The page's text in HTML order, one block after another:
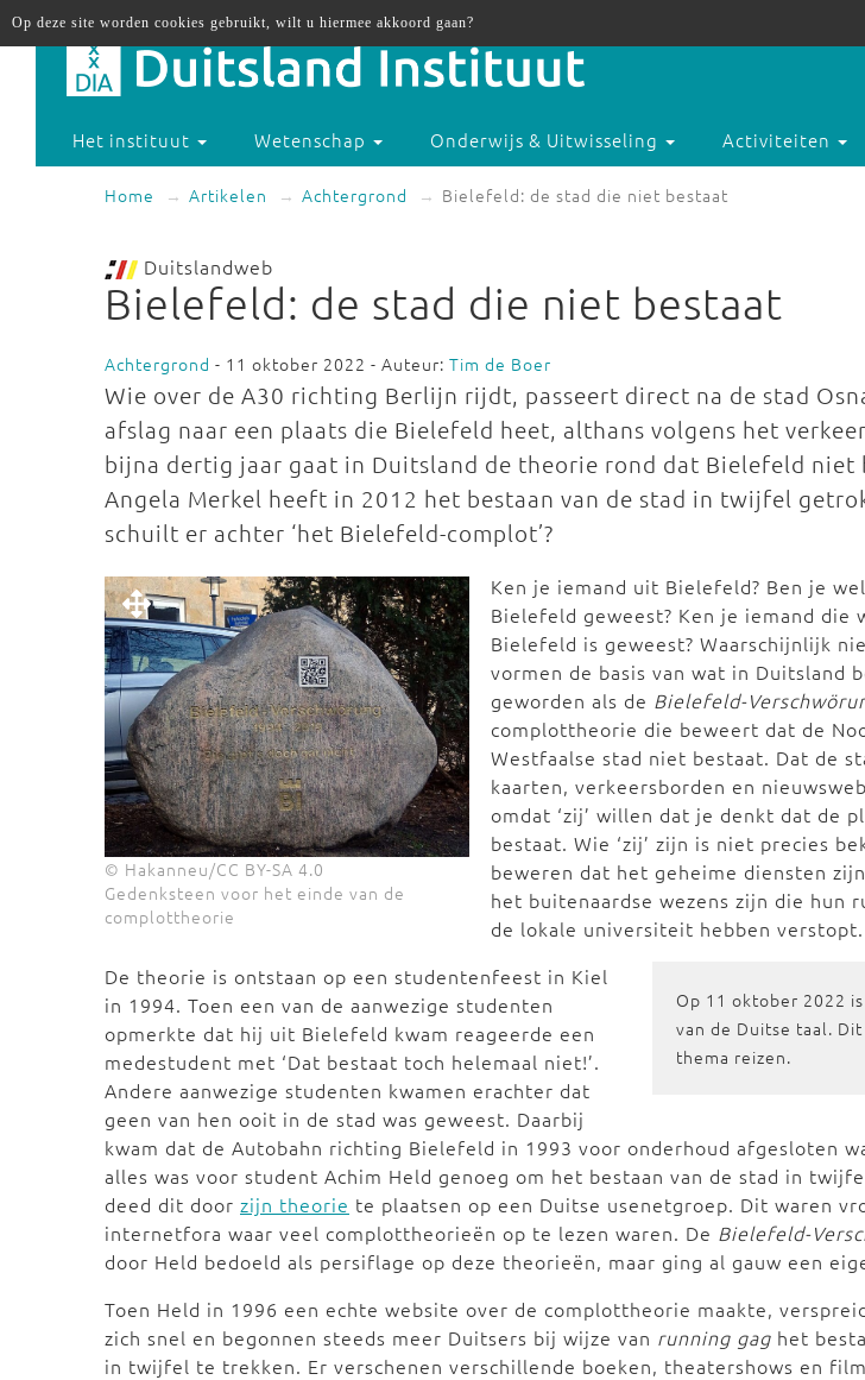
Het instituut Wetenschap Onderwijs & Uitwisseling Activiteiten
Home Artikelen Achtergrond Bielefeld: de stad die niet bestaat
Duitslandweb
Bielefeld: de stad die niet bestaat
Achtergrond - 11 oktober 2022 - Auteur: Tim de Boer
Wie over de A30 richting Berlijn rijdt, passeert direct na de stad
afslag naar een plaats die Bielefeld heet, althans volgens het
bijna dertig jaar gaat in Duitsland de theorie rond dat Bielefeld niet
Angela Merkel heeft in 2012 het bestaan van de stad in twijfel
schuilt er achter ‘het Bielefeld-complot’?
© Hakanneu/CC BY-SA 4.0
Gedenksteen voor het einde van de
complottheorie
Ken je iemand uit Bielefeld? Ben je
Bielefeld geweest? Ken je iemand die
Bielefeld is geweest? Waarschijnlijk
vormen de basis van wat in Duitsland
geworden als de Bielefeld-
complottheorie die beweert dat de
Westfaalse stad niet bestaat. Dat de
kaarten, verkeersborden en
omdat ‘zij’ willen dat je denkt dat de
bestaat. Wie ‘zij’ zijn is niet precies
beweren dat het geheime diensten
het buitenaardse wezens zijn die hun
de lokale universiteit hebben verstopt.
Op 11 oktober 2022
van de Duitse taal.
thema reizen.
De theorie is ontstaan op een studentenfeest in Kiel
in 1994. Toen een van de aanwezige studenten
opmerkte dat hij uit Bielefeld kwam reageerde een
medestudent met ‘Dat bestaat toch helemaal niet!’.
Andere aanwezige studenten kwamen erachter dat
geen van hen ooit in de stad was geweest. Daarbij
kwam dat de Autobahn richting Bielefeld in 1993 voor onderhoud afgesloten
alles was voor student Achim Held genoeg om het bestaan van de stad in
deed dit door zijn theorie te plaatsen op een Duitse usenetgroep. Dit waren
internetfora waar veel complottheorieën op te lezen waren. De Bielefeld-
door Held bedoeld als persiflage op deze theorieën, maar ging al gauw een
Toen Held in 1996 een echte website over de complottheorie maakte,
zich snel en begonnen steeds meer Duitsers bij wijze van running gag het
in twijfel te trekken. Er verschenen verschillende boeken, theatershows en
Op deze site worden cookies gebruikt, wilt u hiermee akkoord gaan?